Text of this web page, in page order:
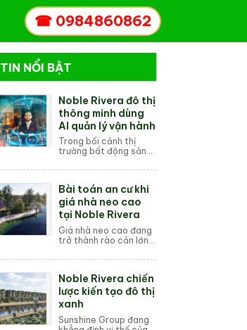
☎ 0984860862
TIN NỔI BẬT
Noble Rivera đô thị
thông minh dùng
AI quản lý vận hành
Trong bối cảnh thị
trường bất động sản
đang chuyển mình
Rivera tại Phúc Thọ
nổi lên như một biểu
tượn...
Bài toán an cư khi
giá nhà neo cao
tại Noble Rivera
Giá nhà neo cao đang
trở thành rào cản lớn
của đại đa số người
như Hà Nội. Trong bối
cảnh thu n...
Noble Rivera chiến
lược kiến tạo đô thị
xanh
Sunshine Group đang